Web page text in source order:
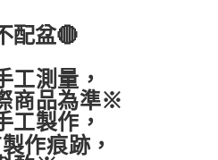
配盆🔴
工測量，
商品為準※
工製作，
作痕跡，